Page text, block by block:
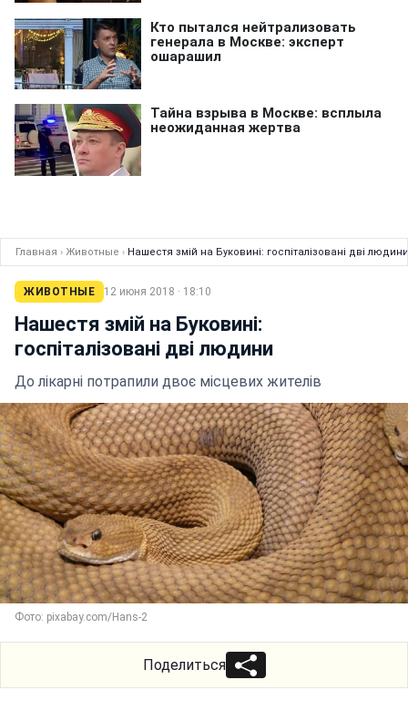
Главная › Животные › Нашестя змій на Буковині: госпіталізовані дві людини
ЖИВОТНЫЕ 12 июня 2018 · 18:10
Нашестя змій на Буковині:
госпіталізовані дві людини
До лікарні потрапили двоє місцевих жителів
Фото: pixabay.com/Hans-2
Поделиться